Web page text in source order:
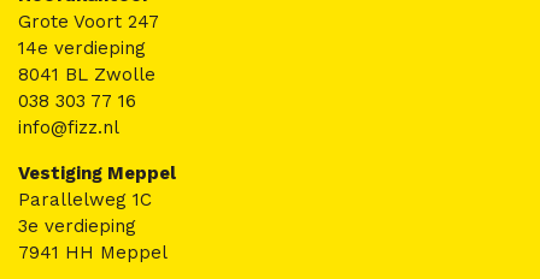
Grote Voort 247
14e verdieping
8041 BL Zwolle
038 303 77 16
info@fizz.nl
Vestiging Meppel
Parallelweg 1C
3e verdieping
7941 HH Meppel